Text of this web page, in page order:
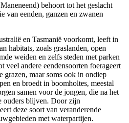
behoort tot het geslacht
van eenden, ganzen en zwanen
en Tasmanië voorkomt, leeft in
habitats, zoals graslanden, open
weiden en zelfs steden met parken
veel andere eendensoorten foerageert
grazen, maar soms ook in ondiep
en broedt in boomholtes, meestal
samen voor de jongen, die na het
ouders blijven. Door zijn
deze soort van veranderende
met waterpartijen.